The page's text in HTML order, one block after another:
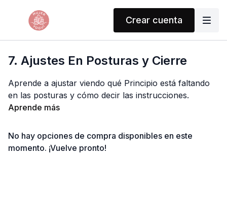
Crear cuenta
7. Ajustes En Posturas y Cierre
Aprende a ajustar viendo qué Principio está faltando
en las posturas y cómo decir las instrucciones.
Aprende más
No hay opciones de compra disponibles en este
momento. ¡Vuelve pronto!